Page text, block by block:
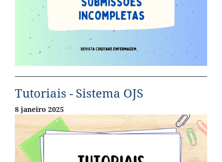
Tutoriais - Sistema OJS
8 janeiro 2025